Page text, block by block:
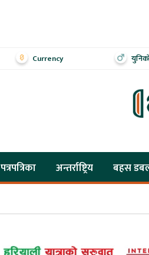
Currency
पत्रपत्रिका अन्तर्राष्ट्रिय बहस